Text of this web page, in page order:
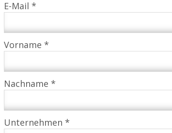
E-Mail *
Vorname *
Nachname *
Unternehmen *